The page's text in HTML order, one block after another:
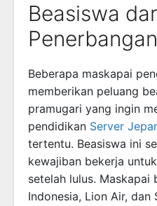
Beasiswa
Penerbangan
Beberapa maskapai
memberikan peluang
pramugari yang ingin
pendidikan Server
tertentu. Beasiswa ini
kewajiban bekerja
setelah lulus. Maskapai
Indonesia, Lion Air,